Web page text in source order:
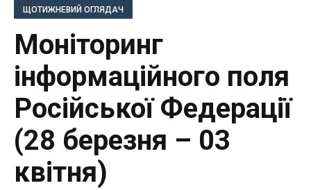
ЩОТИЖНЕВИЙ ОГЛЯДАЧ
Моніторинг
інформаційного поля
Російської Федерації
(28 березня – 03
квітня)